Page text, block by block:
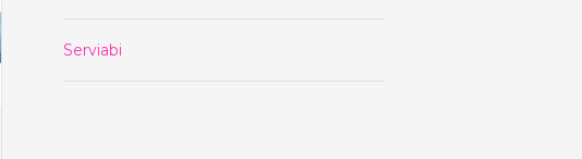
Serviabi